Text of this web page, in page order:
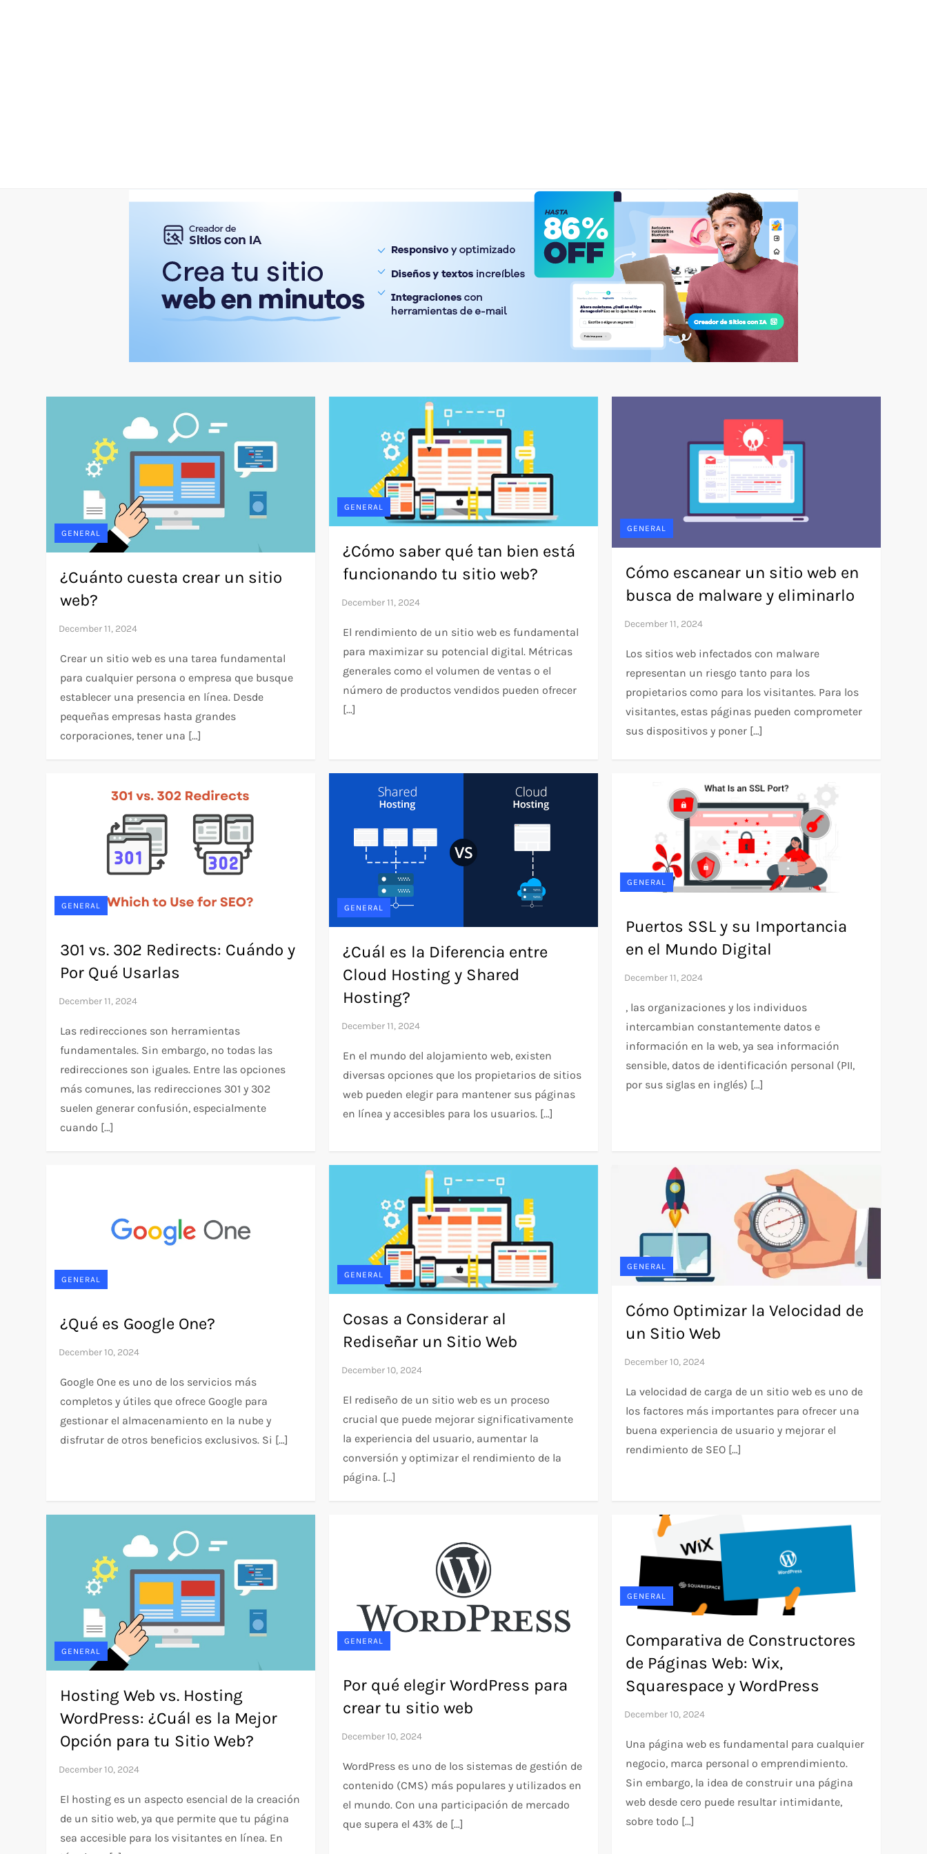
GENERAL
¿Cuánto cuesta crear un sitio
web?
Crear un sitio web es una tarea fundamental
para cualquier persona o empresa que busque
establecer una presencia en línea. Desde
pequeñas empresas hasta grandes
corporaciones, tener una […]
GENERAL
¿Cómo saber qué tan bien está
funcionando tu sitio web?
El rendimiento de un sitio web es fundamental
para maximizar su potencial digital. Métricas
generales como el volumen de ventas o el
número de productos vendidos pueden ofrecer
[…]
GENERAL
Cómo escanear un sitio web en
busca de malware y eliminarlo
Los sitios web infectados con malware
representan un riesgo tanto para los
propietarios como para los visitantes. Para los
visitantes, estas páginas pueden comprometer
sus dispositivos y poner […]
GENERAL
301 vs. 302 Redirects: Cuándo y
Por Qué Usarlas
Las redirecciones son herramientas
fundamentales. Sin embargo, no todas las
redirecciones son iguales. Entre las opciones
más comunes, las redirecciones 301 y 302
suelen generar confusión, especialmente
cuando […]
GENERAL
¿Cuál es la Diferencia entre
Cloud Hosting y Shared
Hosting?
En el mundo del alojamiento web, existen
diversas opciones que los propietarios de sitios
web pueden elegir para mantener sus páginas
en línea y accesibles para los usuarios. […]
GENERAL
Puertos SSL y su Importancia
en el Mundo Digital
, las organizaciones y los individuos
intercambian constantemente datos e
información en la web, ya sea información
sensible, datos de identificación personal (PII,
por sus siglas en inglés) […]
GENERAL
¿Qué es Google One?
Google One es uno de los servicios más
completos y útiles que ofrece Google para
gestionar el almacenamiento en la nube y
disfrutar de otros beneficios exclusivos. Si […]
GENERAL
Cosas a Considerar al
Rediseñar un Sitio Web
El rediseño de un sitio web es un proceso
crucial que puede mejorar significativamente
la experiencia del usuario, aumentar la
conversión y optimizar el rendimiento de la
página. […]
GENERAL
Cómo Optimizar la Velocidad de
un Sitio Web
La velocidad de carga de un sitio web es uno de
los factores más importantes para ofrecer una
buena experiencia de usuario y mejorar el
rendimiento de SEO […]
GENERAL
Hosting Web vs. Hosting
WordPress: ¿Cuál es la Mejor
Opción para tu Sitio Web?
El hosting es un aspecto esencial de la creación
de un sitio web, ya que permite que tu página
sea accesible para los visitantes en línea. En
GENERAL
Por qué elegir WordPress para
crear tu sitio web
WordPress es uno de los sistemas de gestión de
contenido (CMS) más populares y utilizados en
el mundo. Con una participación de mercado
que supera el 43% de […]
GENERAL
Comparativa de Constructores
de Páginas Web: Wix,
Squarespace y WordPress
Una página web es fundamental para cualquier
negocio, marca personal o emprendimiento.
Sin embargo, la idea de construir una página
web desde cero puede resultar intimidante,
sobre todo […]